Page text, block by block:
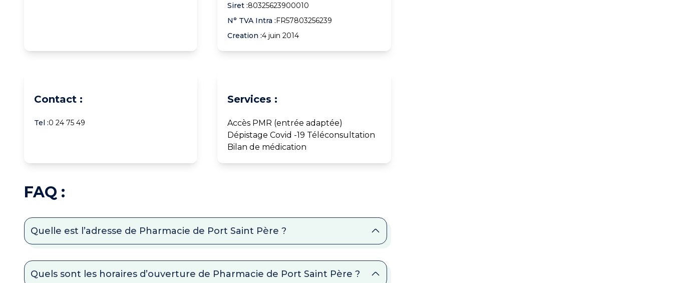
Siret :80325623900010
N° TVA Intra : FR57803256239
Creation :4 juin 2014
Contact :
Tel :0 24 75 49
Services :
Accès PMR (entrée adaptée)
Dépistage Covid -19 Téléconsultation
Bilan de médication
FAQ :
Quelle est l’adresse de Pharmacie de Port Saint Père ?
Quels sont les horaires d’ouverture de Pharmacie de Port Saint Père ?